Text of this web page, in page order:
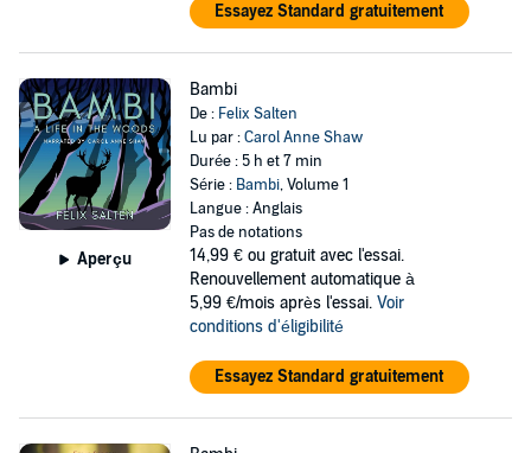
Essayez Standard gratuitement
Aperçu
Bambi
De : Felix Salten
Lu par :Carol Anne Shaw
Durée : 5 h et 7 min
Série : Bambi, Volume 1
Langue : Anglais
Pas de notations
14,99 € ou gratuit avec l'essai.
Renouvellement automatique à
5,99 €/mois après l'essai. Voir
conditions d'éligibilité
Essayez Standard gratuitement